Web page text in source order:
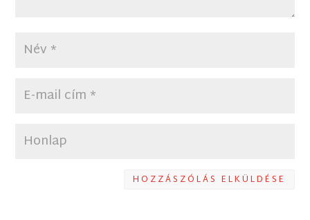
HOZZÁSZÓLÁS ELKÜLDÉSE